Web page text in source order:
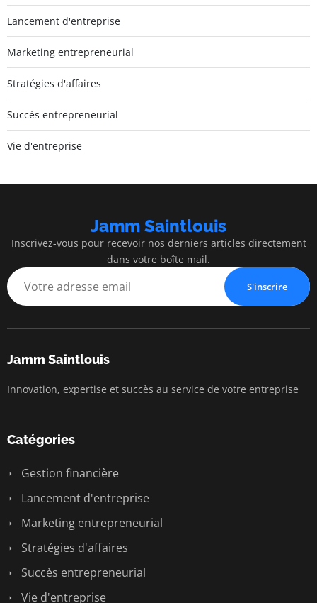
Lancement d'entreprise
Marketing entrepreneurial
Stratégies d'affaires
Succès entrepreneurial
Vie d'entreprise
Jamm Saintlouis
Inscrivez-vous pour recevoir nos derniers articles directement
dans votre boîte mail.
S'inscrire
Jamm Saintlouis
Innovation, expertise et succès au service de votre entreprise
Catégories
Gestion financière
Lancement d'entreprise
Marketing entrepreneurial
Stratégies d'affaires
Succès entrepreneurial
Vie d'entreprise